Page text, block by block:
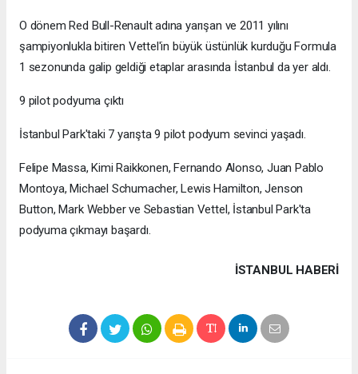
O dönem Red Bull-Renault adına yarışan ve 2011 yılını
şampiyonlukla bitiren Vettel'in büyük üstünlük kurduğu Formula
1 sezonunda galip geldiği etaplar arasında İstanbul da yer aldı.
9 pilot podyuma çıktı
İstanbul Park'taki 7 yarışta 9 pilot podyum sevinci yaşadı.
Felipe Massa, Kimi Raikkonen, Fernando Alonso, Juan Pablo
Montoya, Michael Schumacher, Lewis Hamilton, Jenson
Button, Mark Webber ve Sebastian Vettel, İstanbul Park'ta
podyuma çıkmayı başardı.
İSTANBUL HABERİ